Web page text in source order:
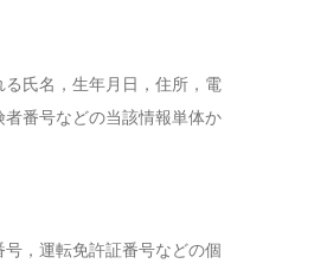
氏名，生年月日，住所，電
番号などの当該情報単体か
，運転免許証番号などの個